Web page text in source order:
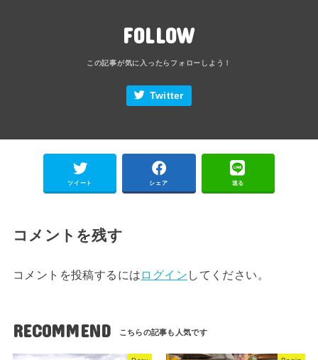
FOLLOW
Twitter
ツイート シェア 送る
コメントを残す
コメントを投稿するには ログイン してください。
RECOMMEND